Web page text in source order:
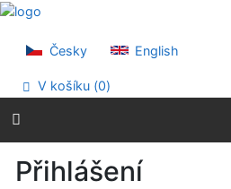
Přejít na obsah
Prohlášení o webové přístupnosti
Česky English
V košíku (0)
Přihlášení